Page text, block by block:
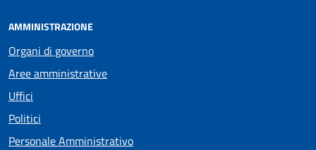
AMMINISTRAZIONE
Organi di governo
Aree amministrative
Uffici
Politici
Personale Amministrativo